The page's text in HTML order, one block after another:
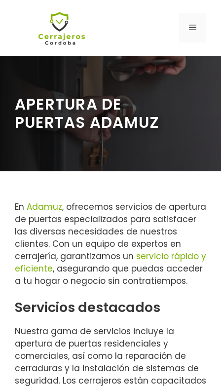
MENÚ
APERTURA DE
PUERTAS ADAMUZ
En Adamuz, ofrecemos servicios de apertura
de puertas especializados para satisfacer
las diversas necesidades de nuestros
clientes. Con un equipo de expertos en
cerrajería, garantizamos un servicio rápido y
eficiente, asegurando que puedas acceder
a tu hogar o negocio sin contratiempos.
Servicios destacados
Nuestra gama de servicios incluye la
apertura de puertas residenciales y
comerciales, así como la reparación de
cerraduras y la instalación de sistemas de
seguridad. Los cerrajeros están capacitados